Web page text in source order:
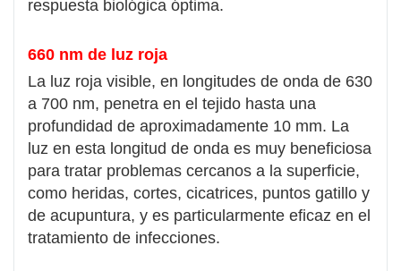
respuesta biológica óptima.
660 nm de luz roja
La luz roja visible, en longitudes de onda de 630
a 700 nm, penetra en el tejido hasta una
profundidad de aproximadamente 10 mm. La
luz en esta longitud de onda es muy beneficiosa
para tratar problemas cercanos a la superficie,
como heridas, cortes, cicatrices, puntos gatillo y
de acupuntura, y es particularmente eficaz en el
tratamiento de infecciones.